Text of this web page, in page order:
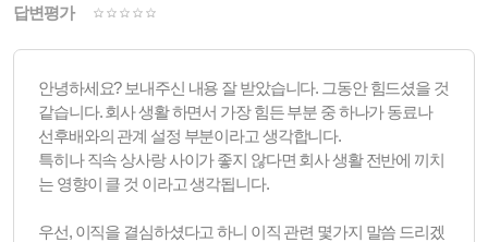
답변평가
안녕하세요? 보내주신 내용 잘 받았습니다. 그동안 힘드셨을 것
같습니다. 회사 생활 하면서 가장 힘든 부분 중 하나가 동료나
선후배와의 관계 설정 부분이라고 생각합니다.
특히나 직속 상사랑 사이가 좋지 않다면 회사 생활 전반에 끼치
는 영향이 클 것 이라고 생각됩니다.
우선, 이직을 결심하셨다고 하니 이직 관련 몇가지 말씀 드리겠